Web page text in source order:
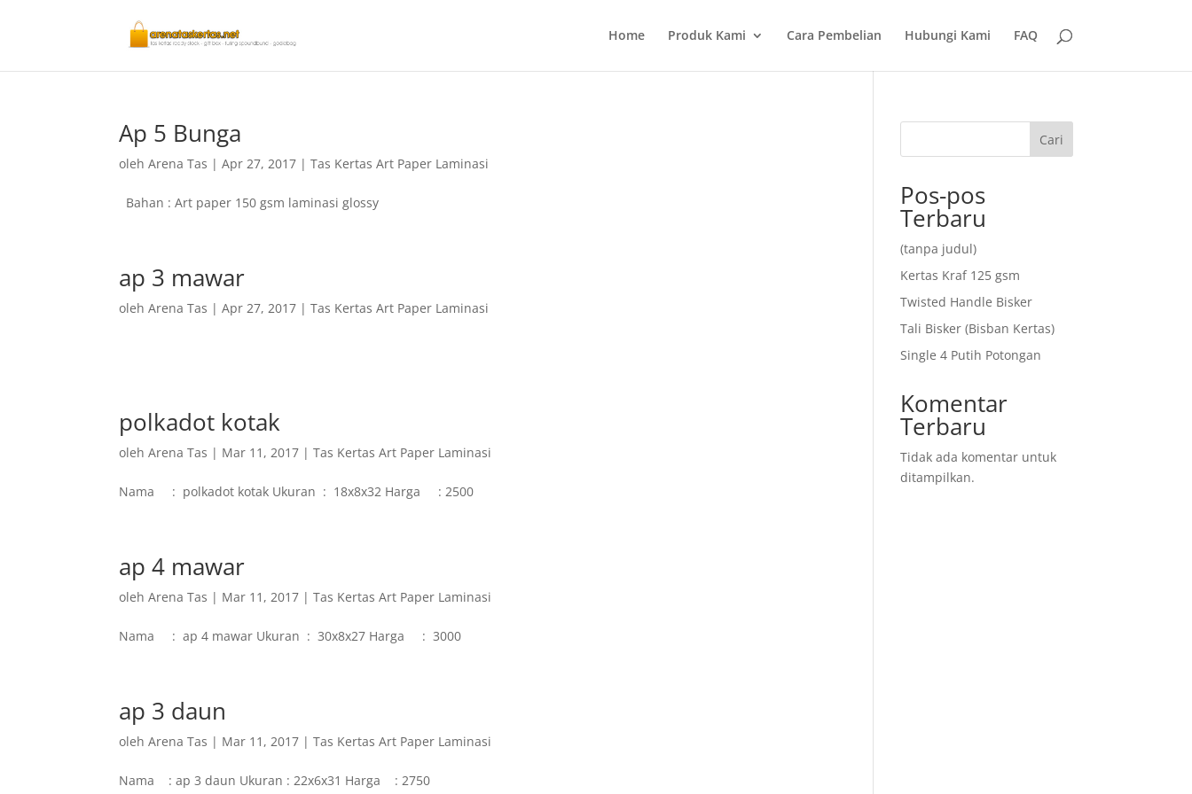
Home Produk Kami Cara Pembelian Hubungi Kami FAQ
Ap 5 Bunga
olehArena Tas |Apr 27, 2017 |Tas Kertas Art Paper Laminasi
Bahan : Art paper 150 gsm laminasi glossy
ap 3 mawar
olehArena Tas |Apr 27, 2017 |Tas Kertas Art Paper Laminasi
polkadot kotak
olehArena Tas | Mar 11, 2017 |Tas Kertas Art Paper Laminasi
Nama : polkadot kotak Ukuran : 18x8x32 Harga : 2500
ap 4 mawar
olehArena Tas | Mar 11, 2017 |Tas Kertas Art Paper Laminasi
Nama : ap 4 mawar Ukuran : 30x8x27 Harga : 3000
ap 3 daun
olehArena Tas | Mar 11, 2017 |Tas Kertas Art Paper Laminasi
Nama : ap 3 daun Ukuran : 22x6x31 Harga : 2750
Cari
Pos-pos
Terbaru
(tanpa judul)
Kertas Kraf 125 gsm
Twisted Handle Bisker
Tali Bisker (Bisban Kertas)
Single 4 Putih Potongan
Komentar
Terbaru
Tidak ada komentar untuk
ditampilkan.